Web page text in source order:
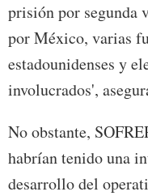
prisión por segunda
por México, varias
estadounidenses y
involucrados',
No obstante,
habrían tenido una
desarrollo del